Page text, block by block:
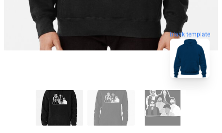
blank template